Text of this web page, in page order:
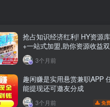
抢占知识经济红利! HY资源
+一站式加盟,助你资源收益
3个月前
趣闲赚是实用悬赏兼职APP
能提现还可邀友分成
3个月前 免